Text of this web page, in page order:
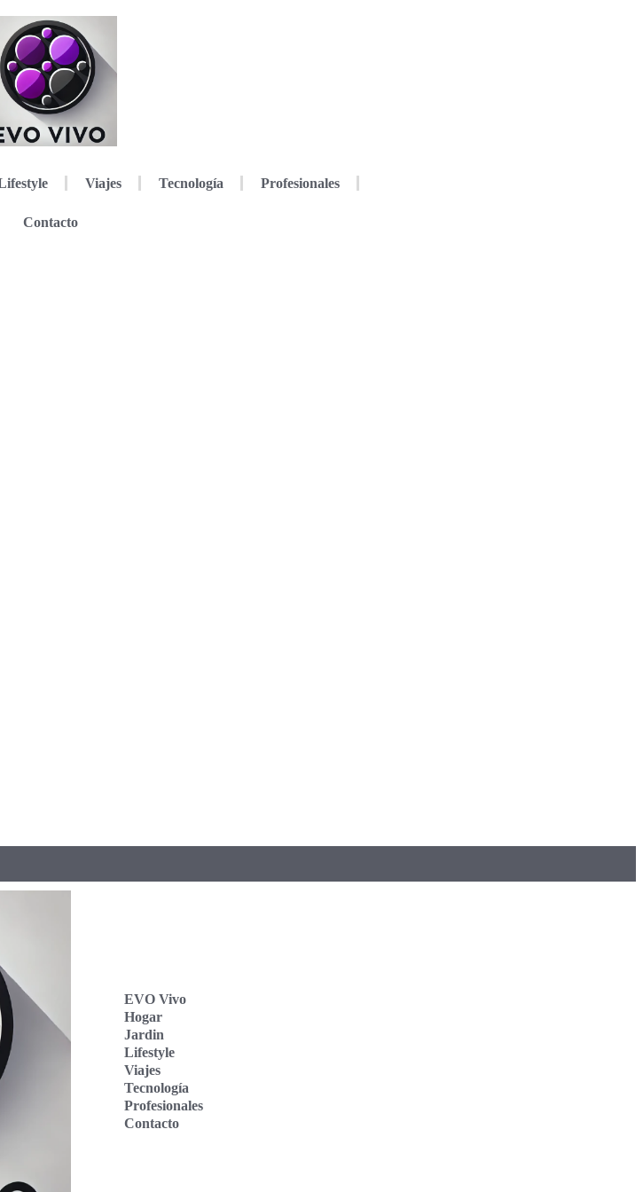
Viajes Tecnología Profesionales
Contacto
EVO Vivo
Hogar
Jardin
Lifestyle
Viajes
Tecnología
Profesionales
Contacto